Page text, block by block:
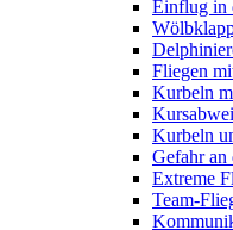
Einflug in
Fliegen
Kurbeln
Kurbeln
Gefahr an
Extreme
Team-